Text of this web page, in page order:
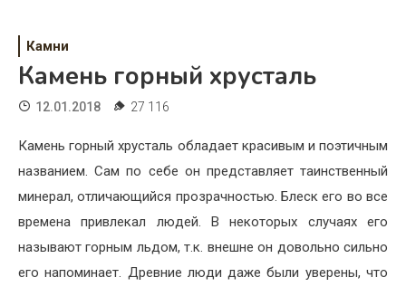
Дети
Свадьба
Хобби
Недвижимость
Камни
Камень горный хрусталь
12.01.2018 27 116
Камень горный хрусталь обладает красивым и поэтичным
названием. Сам по себе он представляет таинственный
минерал, отличающийся прозрачностью. Блеск его во все
времена привлекал людей. В некоторых случаях его
называют горным льдом, т.к. внешне он довольно сильно
его напоминает. Древние люди даже были уверены, что